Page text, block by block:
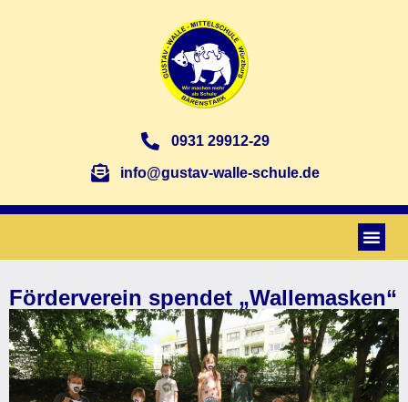
0931 29912-29
info@gustav-walle-schule.de
Förderverein spendet „Wallemasken“